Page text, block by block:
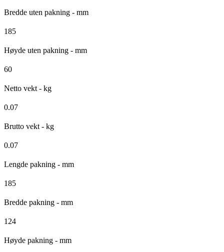
Bredde uten pakning - mm
185
Høyde uten pakning - mm
60
Netto vekt - kg
0.07
Brutto vekt - kg
0.07
Lengde pakning - mm
185
Bredde pakning - mm
124
Høyde pakning - mm